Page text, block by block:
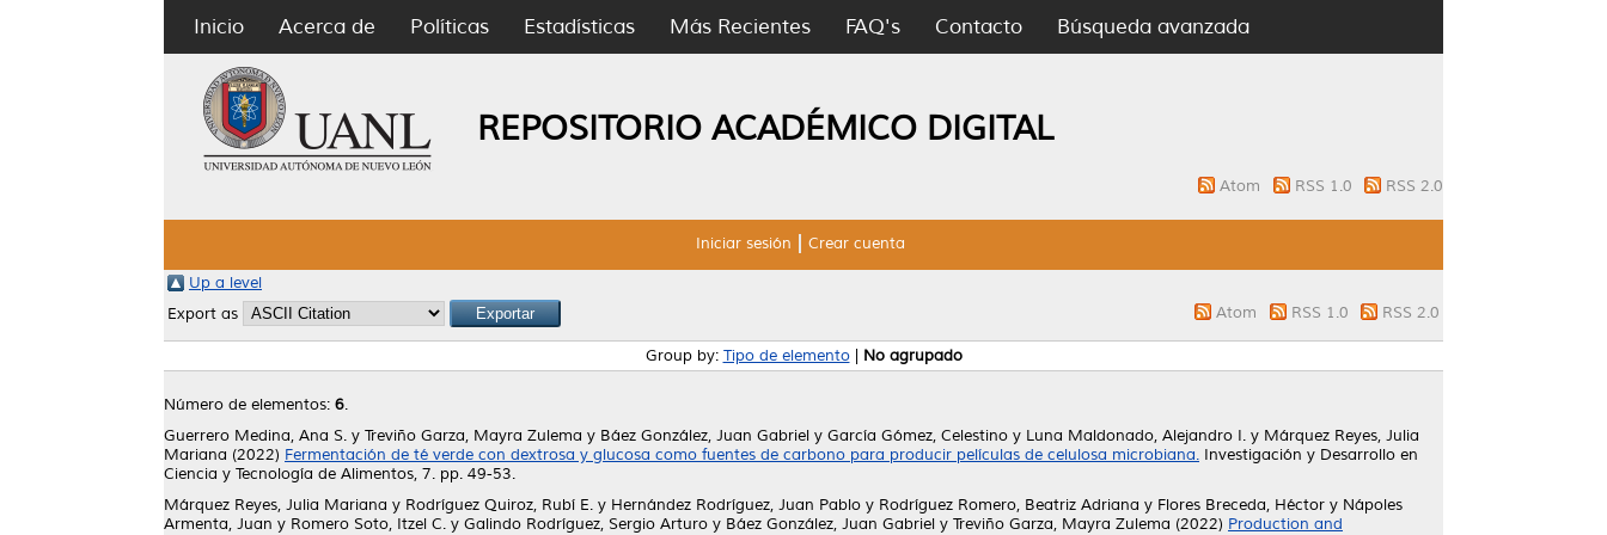
Inicio Acerca de Políticas Estadísticas Más Recientes FAQ's Contacto Búsqueda avanzada
REPOSITORIO ACADÉMICO DIGITAL
Atom RSS 1.0 RSS 2.0
Iniciar sesión Crear cuenta
Up a level
Export as
Atom RSS 1.0 RSS 2.0
Group by: Tipo de elemento| No agrupado
Número de elementos: 6.
Guerrero Medina, Ana S. y Treviño Garza, Mayra Zulema y Báez González, Juan Gabriel y García Gómez, Celestino y Luna Maldonado, Alejandro I. y Márquez Reyes, Julia
Mariana (2022) Fermentación de té verde con dextrosa y glucosa como fuentes de carbono para producir películas de celulosa microbiana. Investigación y Desarrollo en
Ciencia y Tecnología de Alimentos, 7. pp. 49-53.
Márquez Reyes, Julia Mariana y Rodríguez Quiroz, Rubí E. y Hernández Rodríguez, Juan Pablo y Rodríguez Romero, Beatriz Adriana y Flores Breceda, Héctor y Nápoles
Armenta, Juan y Romero Soto, Itzel C. y Galindo Rodríguez, Sergio Arturo y Báez González, Juan Gabriel y Treviño Garza, Mayra Zulema (2022) Production and